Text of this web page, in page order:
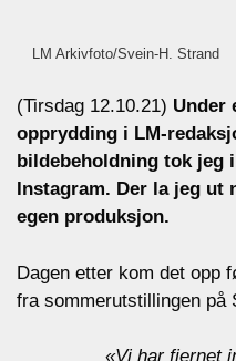
LM Arkivfoto/Svein-H. Strand
(Tirsdag 12.10.21) Under
opprydding i LM-
bildebeholdning tok jeg
Instagram. Der la jeg ut
egen produksjon.
Dagen etter kom det opp
fra sommerutstillingen på
«Vi har fjernet